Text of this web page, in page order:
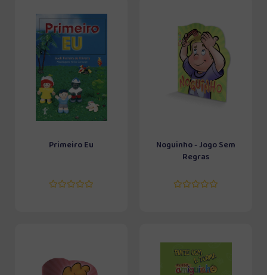
Primeiro Eu
Noguinho - Jogo Sem
Regras